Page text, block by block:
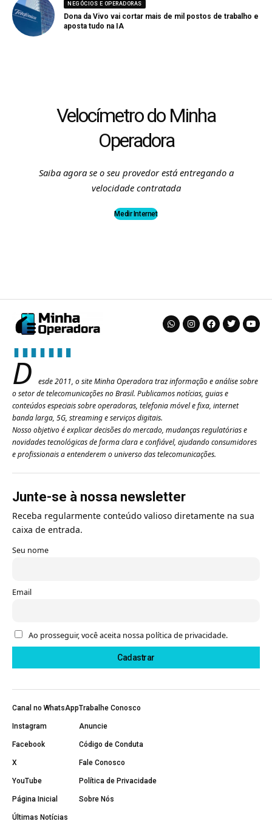
NEGÓCIOS E OPERADORAS
Dona da Vivo vai cortar mais de mil postos de trabalho e
aposta tudo na IA
Velocímetro do Minha
Operadora
Saiba agora se o seu provedor está entregando a
velocidade contratada
Medir Internet
D
esde 2011, o site Minha Operadora traz informação e análise sobre
o setor de telecomunicações no Brasil. Publicamos notícias, guias e
conteúdos especiais sobre operadoras, telefonia móvel e fixa, internet
banda larga, 5G, streaming e serviços digitais.
Nosso objetivo é explicar decisões do mercado, mudanças regulatórias e
novidades tecnológicas de forma clara e confiável, ajudando consumidores
e profissionais a entenderem o universo das telecomunicações.
Junte-se à nossa newsletter
Receba regularmente conteúdo valioso diretamente na sua
caixa de entrada.
Seu nome
Email
Ao prosseguir, você aceita nossa política de privacidade.
Canal no WhatsApp
Instagram
Facebook
X
YouTube
Página Inicial
Últimas Notícias
Trabalhe Conosco
Anuncie
Código de Conduta
Fale Conosco
Política de Privacidade
Sobre Nós